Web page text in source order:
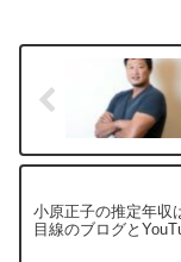
小原正子の推定年収
目線のブログと